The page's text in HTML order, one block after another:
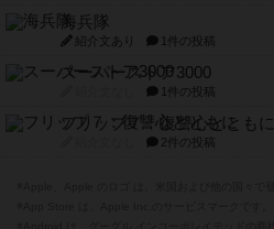
海兵隊
紹介文あり 1件の投稿
スーパーストア3000
1件の投稿
フリップ７：復讐心とともに
2件の投稿